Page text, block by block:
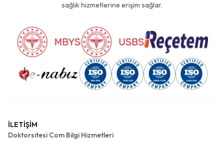
sağlık hizmetlerine erişim sağlar.
İLETİŞİM
Doktorsitesi Com Bilgi Hizmetleri